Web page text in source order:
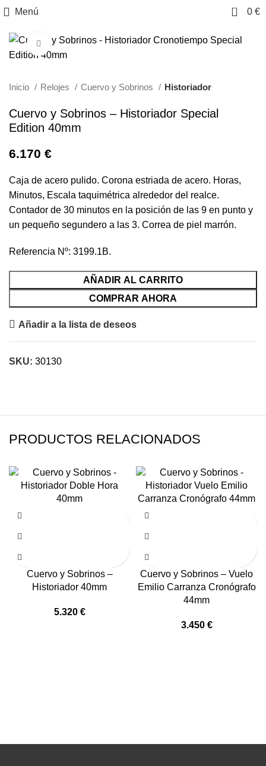
Menú 0 0 €
Clic para ampliar
Inicio Relojes Cuervo y Sobrinos Historiador
Cuervo y Sobrinos – Historiador Special
Edition 40mm
6.170 €
Caja de acero pulido. Corona estriada de acero. Horas,
Minutos, Escala taquimétrica alrededor del realce.
Contador de 30 minutos en la posición de las 9 en punto y
un pequeño segundero a las 3. Correa de piel marrón.
Referencia Nº: 3199.1B.
AÑADIR AL CARRITO
COMPRAR AHORA
Añadir a la lista de deseos
SKU: 30130
PRODUCTOS RELACIONADOS
Cuervo y Sobrinos –
Historiador 40mm
5.320 €
Cuervo y Sobrinos – Vuelo
Emilio Carranza Cronógrafo
44mm
3.450 €